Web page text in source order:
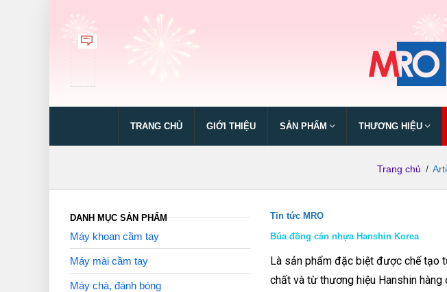
TRANG CHỦ GIỚI THIỆU SẢN PHẨM THƯƠNG HIỆU
Trang chủ /
Tin tức MRO
Búa đồng cán nhựa Hanshin Korea
Là sản phẩm đặc biệt được chế tạo
chất và từ thương hiệu Hanshin hàng
DANH MỤC SẢN PHẨM
Máy khoan cầm tay
Máy mài cầm tay
Máy chà, đánh bóng